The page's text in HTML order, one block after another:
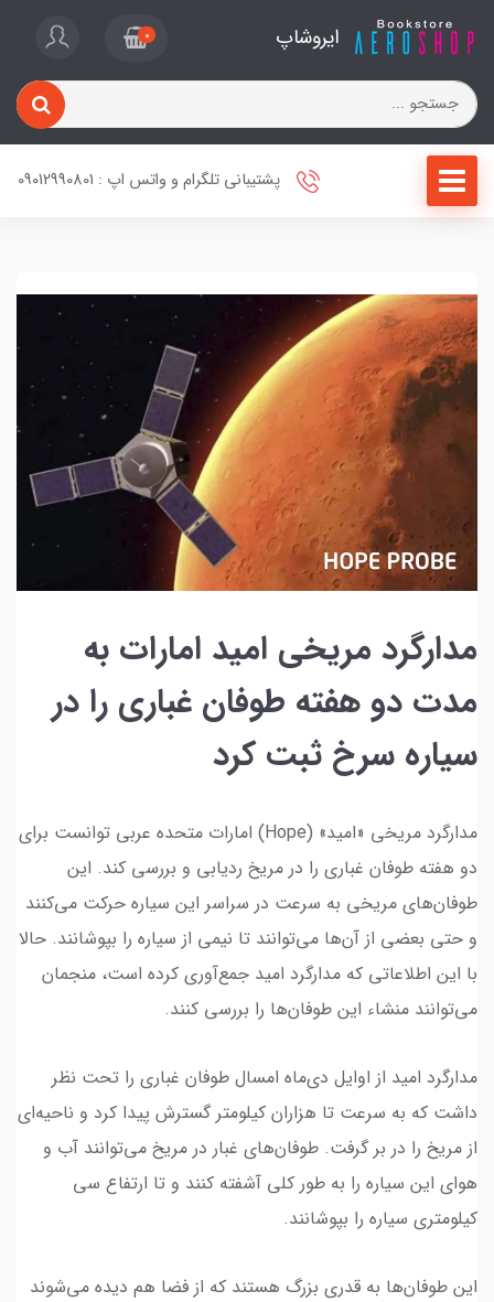
ایروشاپ 0
پشتیبانی تلگرام و واتس اپ : 09012990801
مدارگرد مریخی امید امارات به
مدت دو هفته طوفان غباری را در
سیاره سرخ ثبت کرد
مدارگرد مریخی «امید» (Hope) امارات متحده عربی توانست برای
دو هفته طوفان غباری را در مریخ ردیابی و بررسی کند. این
طوفان‌های مریخی به سرعت در سراسر این سیاره حرکت می‌کنند
و حتی بعضی از آن‌ها می‌توانند تا نیمی از سیاره را بپوشانند. حالا
با این اطلاعاتی که مدارگرد امید جمع‌آوری کرده است، منجمان
می‌توانند منشاء این طوفان‌ها را بررسی کنند.
مدارگرد امید از اوایل دی‌ماه امسال طوفان غباری را تحت نظر
داشت که به سرعت تا هزاران کیلومتر گسترش پیدا کرد و ناحیه‌ای
از مریخ را در بر گرفت. طوفان‌های غبار در مریخ می‌توانند آب و
هوای این سیاره را به طور کلی آشفته کنند و تا ارتفاع سی
کیلومتری سیاره را بپوشانند.
این طوفان‌ها به قدری بزرگ هستند که از فضا هم دیده می‌شوند